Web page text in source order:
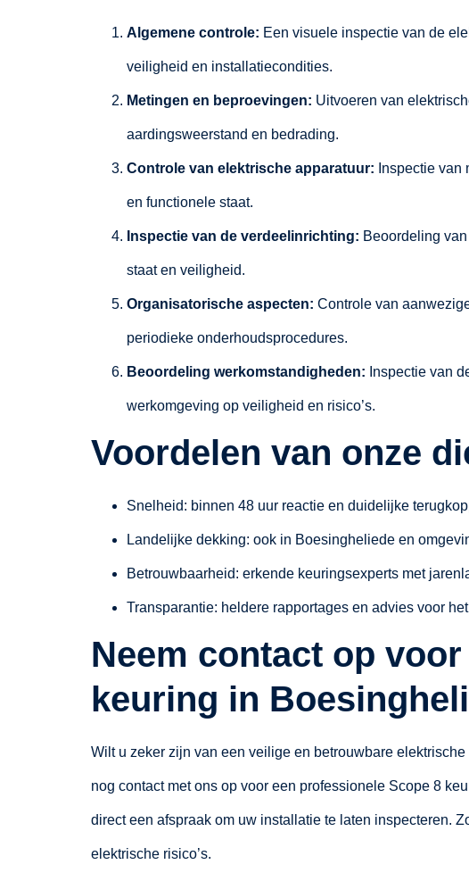
Algemene controle: Een visuele inspectie van de
veiligheid en installatiecondities.
Metingen en beproevingen: Uitvoeren van
aardingsweerstand en bedrading.
Controle van elektrische apparatuur: Inspectie
en functionele staat.
Inspectie van de verdeelinrichting: Beoordeling
staat en veiligheid.
Organisatorische aspecten: Controle van
periodieke onderhoudsprocedures.
Beoordeling werkomstandigheden: Inspectie van
werkomgeving op veiligheid en risico’s.
Voordelen van onze
Snelheid: binnen 48 uur reactie en duidelijke
Landelijke dekking: ook in Boesingheliede en
Betrouwbaarheid: erkende keuringsexperts met
Transparantie: heldere rapportages en advies voor
Neem contact op
keuring in
Wilt u zeker zijn van een veilige en betrouwbare
nog contact met ons op voor een professionele Scope 8
direct een afspraak om uw installatie te laten inspecteren.
elektrische risico’s.